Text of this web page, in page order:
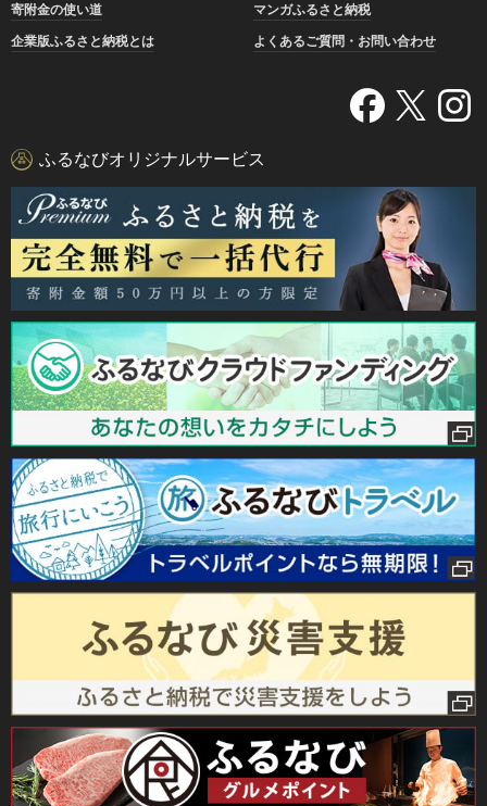
寄附金の使い道
マンガふるさと納税
企業版ふるさと納税とは
よくあるご質問・お問い合わせ
ふるなびオリジナルサービス